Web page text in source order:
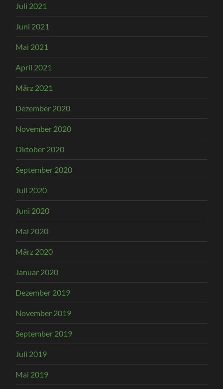
Juli 2021
Juni 2021
Mai 2021
April 2021
März 2021
Dezember 2020
November 2020
Oktober 2020
September 2020
Juli 2020
Juni 2020
Mai 2020
März 2020
Januar 2020
Dezember 2019
November 2019
September 2019
Juli 2019
Mai 2019